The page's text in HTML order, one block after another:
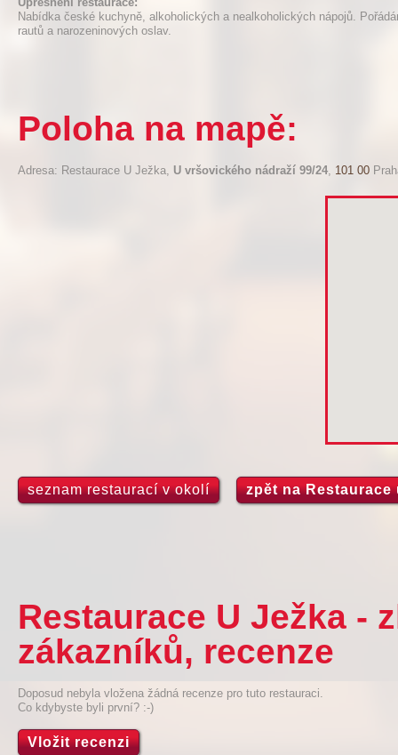
Nabídka české kuchyně, alkoholických a nealkoholických nápojů.
rautů a narozeninových oslav.
Poloha na mapě:
Adresa: Restaurace U Ježka, U vršovického nádraží 99/24, 101 00
seznam restaurací v okolí zpět na Restaurace
Restaurace U Ježka -
zákazníků, recenze
Doposud nebyla vložena žádná recenze pro tuto restauraci.
Co kdybyste byli první? :-)
Vložit recenzi